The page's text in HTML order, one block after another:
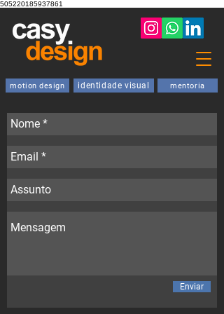
505220185937861
identidade visual mentoria
motion design
Enviar